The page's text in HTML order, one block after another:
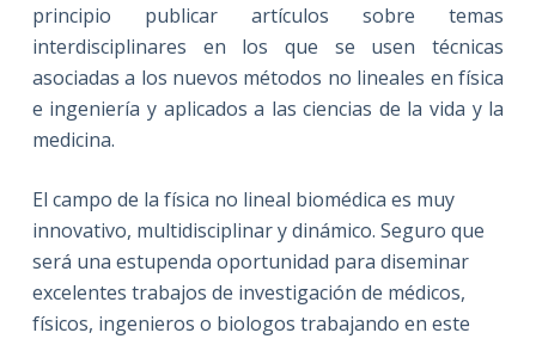
principio publicar artículos sobre temas
interdisciplinares en los que se usen técnicas
asociadas a los nuevos métodos no lineales en física
e ingeniería y aplicados a las ciencias de la vida y la
medicina.
El campo de la física no lineal biomédica es muy
innovativo, multidisciplinar y dinámico. Seguro que
será una estupenda oportunidad para diseminar
excelentes trabajos de investigación de médicos,
físicos, ingenieros o biologos trabajando en este